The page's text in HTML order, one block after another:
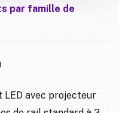
par famille de
LED avec projecteur